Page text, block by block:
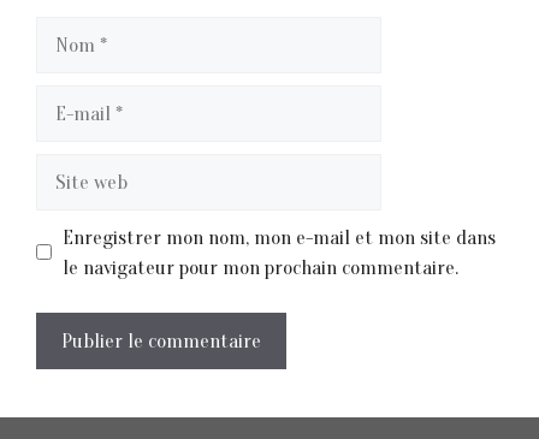
Enregistrer mon nom, mon e-mail et mon site dans
le navigateur pour mon prochain commentaire.